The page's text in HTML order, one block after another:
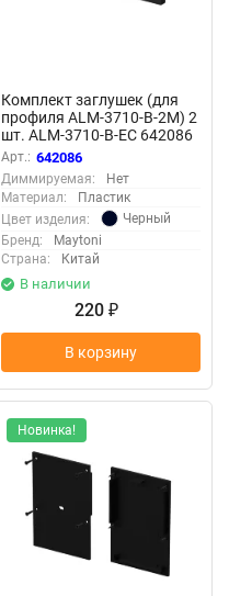
Комплект заглушек (для
профиля ALM-3710-B-2M) 2
шт. ALM-3710-B-EC 642086
(Черный) 642086
Арт.: 642086
Диммируемая:
Нет
Материал:
Пластик
Цвет изделия:
Черный
Бренд:
Maytoni
Страна:
Китай
В наличии
220 ₽
В корзину
Новинка!